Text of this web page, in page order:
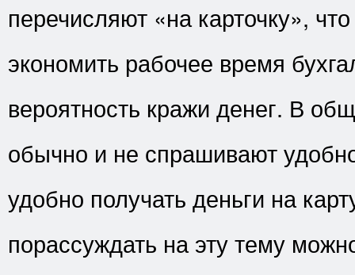
перечисляют «на карточку»,
экономить рабочее время
вероятность кражи денег. В
обычно и не спрашивают
удобно получать деньги на
порассуждать на эту тему